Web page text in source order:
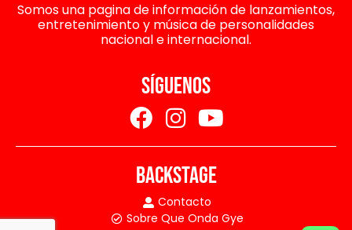
Somos una pagina de información de lanzamientos,
entretenimiento y música de personalidades
nacional e internacional.
SÍGUENOS
BACKSTAGE
Contacto
Sobre Que Onda Gye